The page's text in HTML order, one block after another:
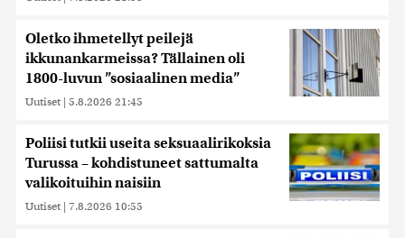
Oletko ihmetellyt peilejä
ikkunankarmeissa? Tällainen oli
1800-luvun ”sosiaalinen media”
Uutiset | 5.8.2026 21:45
Poliisi tutkii useita seksuaalirikoksia
Turussa – kohdistuneet sattumalta
valikoituihin naisiin
Uutiset | 7.8.2026 10:55